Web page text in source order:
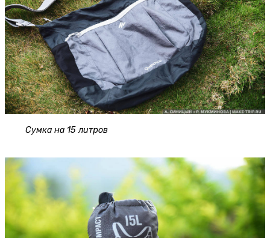
Сумка на 15 литров